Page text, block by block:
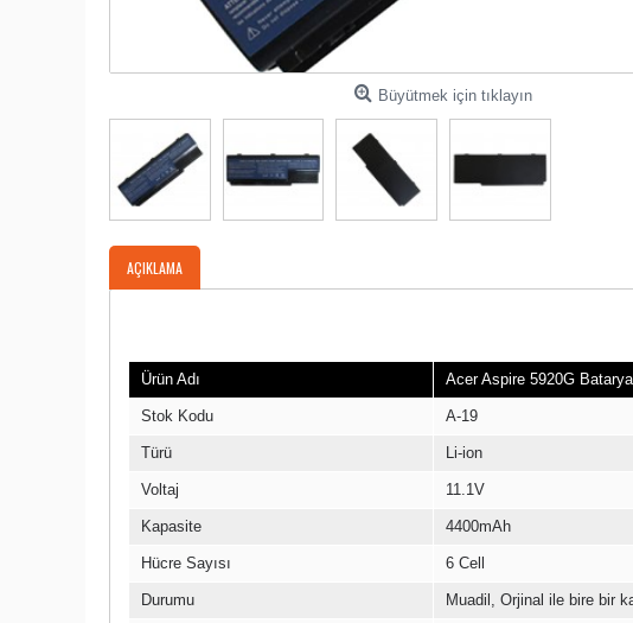
Büyütmek için tıklayın
AÇIKLAMA
Ürün Adı Acer Aspire 5920G Batarya
Stok Kodu A-19
Türü Li-ion
Voltaj 11.1V
Kapasite 4400mAh
Hücre Sayısı 6 Cell
Durumu Muadil, Orjinal ile bire bir